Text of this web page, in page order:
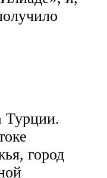
Турции.
город